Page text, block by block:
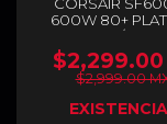
CORSAIR
600W 80+
MODULAR / CP-
NA
$2,299.00
$2,999.00